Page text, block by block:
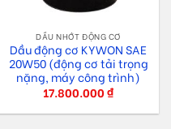
DẦU NHỚT ĐỘNG CƠ
Dầu động cơ KYWON SAE
20W50 (động cơ tải trọng
nặng, máy công trình)
17.800.000₫